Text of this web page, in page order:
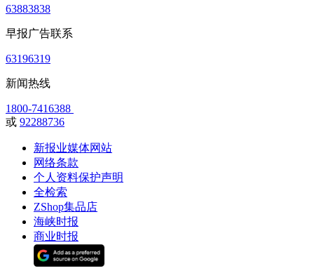
63883838
早报广告联系
63196319
新闻热线
1800-7416388
或 92288736
新报业媒体网站
网络条款
个人资料保护声明
全检索
ZShop集品店
海峡时报
商业时报